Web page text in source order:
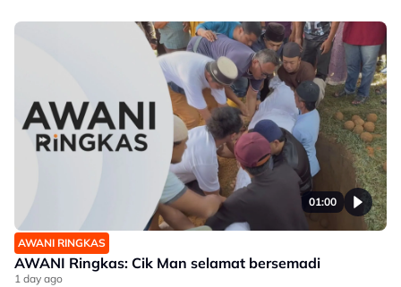
01:00
AWANI RINGKAS
AWANI Ringkas: Cik Man selamat bersemadi
1 day ago